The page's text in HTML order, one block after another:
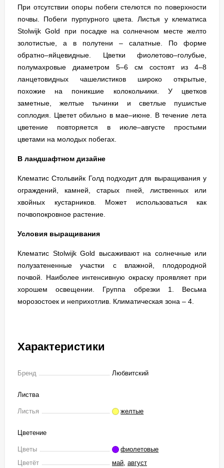
При отсутствии опоры побеги стелются по поверхности
почвы. Побеги пурпурного цвета. Листья у клематиса
Stolwijk Gold при посадке на солнечном месте желто
золотистые, а в полутени – салатные. По форме
обратно–яйцевидные. Цветки фиолетово–голубые,
полумахровые диаметром 5–6 см состоят из 4–8
ланцетовидных чашелистиков широко открытые,
похожие на поникшие колокольчики. У цветков
заметные, желтые тычинки и светлые пушистые
соплодия. Цветет обильно в мае–июне. В течение лета
цветение повторяется в июле–августе простыми
цветами на молодых побегах.
В ландшафтном дизайне
Клематис Стольвийк Голд подходит для выращивания у
ограждений, камней, старых пней, лиственных или
хвойных кустарников. Может использоваться как
почвопокровное растение.
Условия выращивания
Клематис Stolwijk Gold высаживают на солнечные или
полузатененные участки с влажной, плодородной
почвой. Наиболее интенсивную окраску проявляет при
хорошем освещении. Группа обрезки 1. Весьма
морозостоек и неприхотлив. Климатическая зона – 4.
Характеристики
Бренд Любвитский
Листва
Листья желтые
Цветение
Цветы
фиолетовые
Цветёт
май, август